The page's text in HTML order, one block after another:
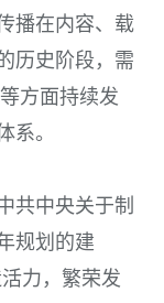
播在内容、载
历史阶段，需
方面持续发
系。
共中央关于制
规划的建
力，繁荣发